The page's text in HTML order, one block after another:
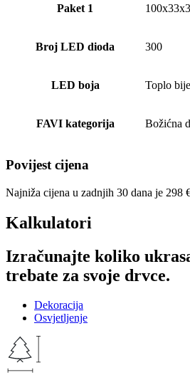
Paket 1
Broj LED dioda 300
LED boja Toplo
FAVI kategorija Božićna
Povijest cijena
Najniža cijena u zadnjih 30 dana je 298
Kalkulatori
Izračunajte koliko
trebate za svoje drvce.
Dekoracija
Osvjetljenje